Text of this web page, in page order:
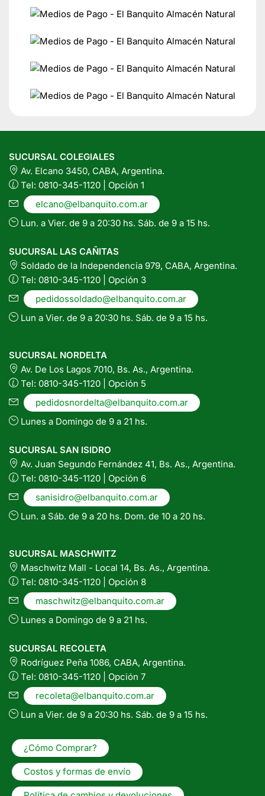
SUCURSAL COLEGIALES
Av. Elcano 3450, CABA, Argentina.
Tel: 0810-345-1120 | Opción 1
elcano@elbanquito.com.ar
Lun. a Vier. de 9 a 20:30 hs. Sáb. de 9 a 15 hs.
SUCURSAL LAS CAÑITAS
Soldado de la Independencia 979, CABA, Argentina.
Tel: 0810-345-1120 | Opción 3
pedidossoldado@elbanquito.com.ar
Lun a Vier. de 9 a 20:30 hs. Sáb. de 9 a 15 hs.
SUCURSAL NORDELTA
Av. De Los Lagos 7010, Bs. As., Argentina.
Tel: 0810-345-1120 | Opción 5
pedidosnordelta@elbanquito.com.ar
Lunes a Domingo de 9 a 21 hs.
SUCURSAL SAN ISIDRO
Av. Juan Segundo Fernández 41, Bs. As., Argentina.
Tel: 0810-345-1120 | Opción 6
sanisidro@elbanquito.com.ar
Lun. a Sáb. de 9 a 20 hs. Dom. de 10 a 20 hs.
SUCURSAL MASCHWITZ
Maschwitz Mall - Local 14, Bs. As., Argentina.
Tel: 0810-345-1120 | Opción 8
maschwitz@elbanquito.com.ar
Lunes a Domingo de 9 a 21 hs.
SUCURSAL RECOLETA
Rodríguez Peña 1086, CABA, Argentina.
Tel: 0810-345-1120 | Opción 7
recoleta@elbanquito.com.ar
Lun a Vier. de 9 a 20:30 hs. Sáb. de 9 a 15 hs.
¿Cómo Comprar?
Costos y formas de envío